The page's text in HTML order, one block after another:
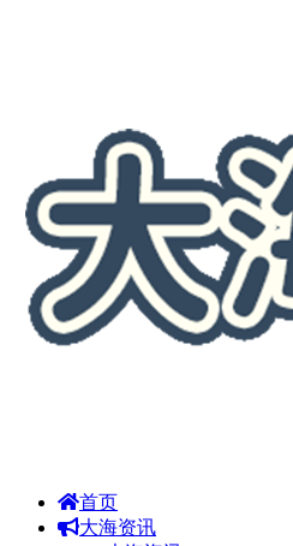
首页
大海资讯